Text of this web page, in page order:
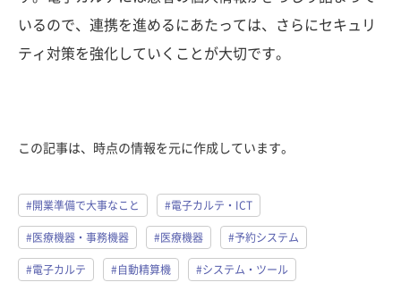
いるので、連携を進めるにあたっては、さらにセキュリ
ティ対策を強化していくことが大切です。
この記事は、時点の情報を元に作成しています。
#開業準備で大事なこと #電子カルテ・ICT
#医療機器・事務機器 #医療機器 #予約システム
#電子カルテ #自動精算機 #システム・ツール